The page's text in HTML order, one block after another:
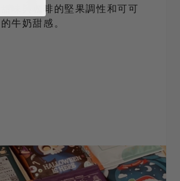
味與咖啡的堅果調性和可可
牛奶甜感。